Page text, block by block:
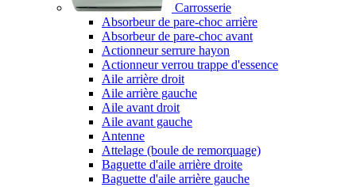
Carrosserie
Absorbeur de pare-choc arrière
Absorbeur de pare-choc avant
Actionneur serrure hayon
Actionneur verrou trappe d'essence
Aile arrière droit
Aile arrière gauche
Aile avant droit
Aile avant gauche
Antenne
Attelage (boule de remorquage)
Baguette d'aile arrière droite
Baguette d'aile arrière gauche